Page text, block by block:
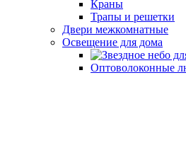
Краны
Трапы и решетки
Двери межкомнатные
Освещение для дома
Оптоволоконные